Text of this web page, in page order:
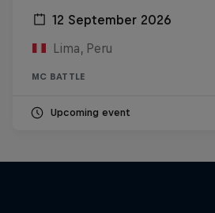
12 September 2026
Lima, Peru
MC BATTLE
Upcoming event